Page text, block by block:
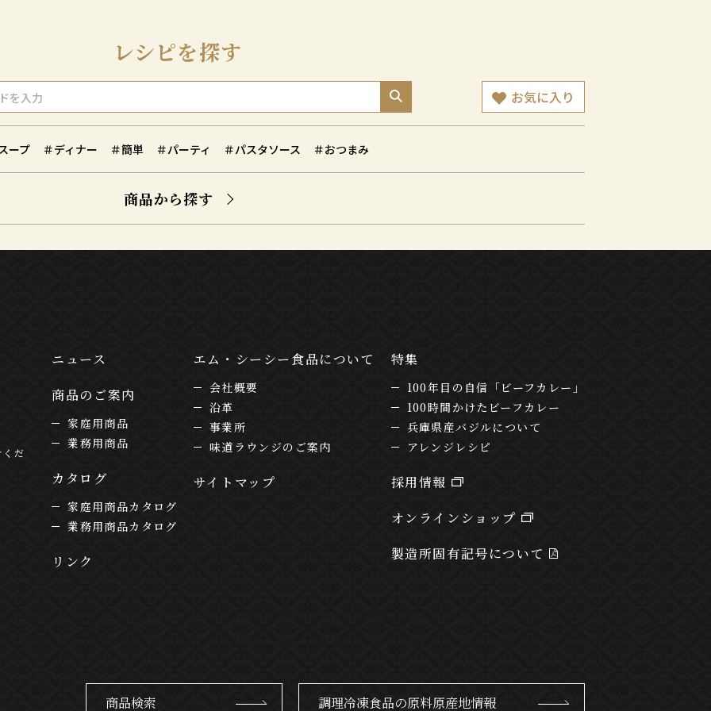
レシピを探す
お気に入り
ープ ＃ディナー ＃簡単 ＃パーティ ＃パスタソース ＃おつまみ
商品から探す
だ
ニュース
商品のご案内
家庭用商品
業務用商品
カタログ
家庭用商品カタログ
業務用商品カタログ
リンク
エム・シーシー食品について
会社概要
沿革
事業所
味道ラウンジのご案内
サイトマップ
特集
100年目の自信「ビーフカレー」
100時間かけたビーフカレー
兵庫県産バジルについて
アレンジレシピ
採用情報
オンラインショップ
製造所固有記号について
商品検索 調理冷凍食品の原料原産地情報